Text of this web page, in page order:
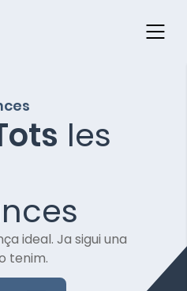
les
ideal. Ja sigui una
tenim.